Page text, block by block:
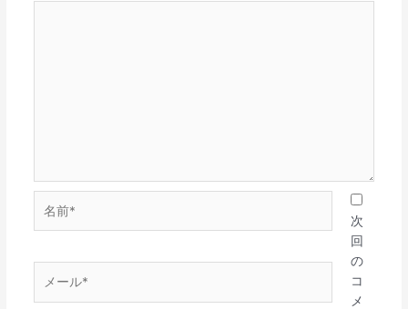
ー
次
回
の
コ
メ